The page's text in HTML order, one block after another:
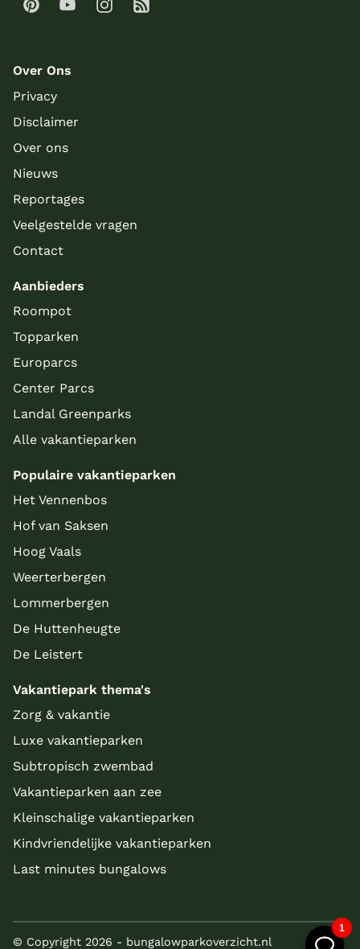
Over Ons
Privacy
Disclaimer
Over ons
Nieuws
Reportages
Veelgestelde vragen
Contact
Aanbieders
Roompot
Topparken
Europarcs
Center Parcs
Landal Greenparks
Alle vakantieparken
Populaire vakantieparken
Het Vennenbos
Hof van Saksen
Hoog Vaals
Weerterbergen
Lommerbergen
De Huttenheugte
De Leistert
Vakantiepark thema's
Zorg & vakantie
Luxe vakantieparken
Subtropisch zwembad
Vakantieparken aan zee
Kleinschalige vakantieparken
Kindvriendelijke vakantieparken
Last minutes bungalows
© Copyright 2026 - bungalowparkoverzicht.nl